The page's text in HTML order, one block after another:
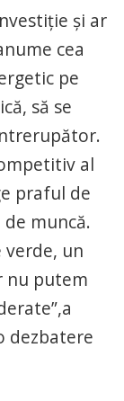
şi ar
cea
pe
să se
al
praful de
muncă.
verde, un
nu putem
dezbatere